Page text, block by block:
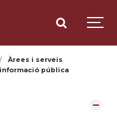
Àrees i serveis
pública